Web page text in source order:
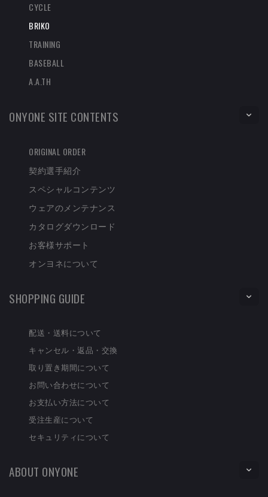
CYCLE
BRIKO
TRAINING
BASEBALL
A.A.TH
ONYONE SITE CONTENTS
ORIGINAL ORDER
契約選手紹介
スペシャルコンテンツ
ウェアのメンテナンス
カタログダウンロード
お客様サポート
オンヨネについて
SHOPPING GUIDE
配送・送料について
キャンセル・返品・交換
取り置き期間について
お問い合わせについて
お支払い方法について
受注生産について
セキュリティについて
ABOUT ONYONE